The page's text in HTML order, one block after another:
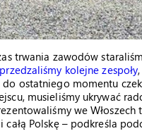
trwania zawodów
kolejne zespoły
ostatniego momentu
musieliśmy ukrywać
we
całą Polskę – podkreśla